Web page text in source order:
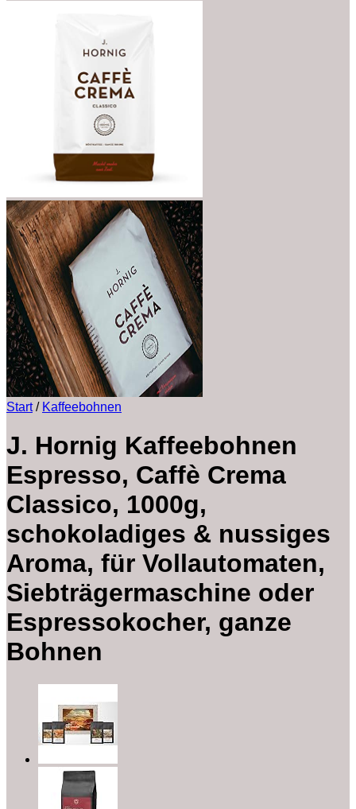
Start / Kaffeebohnen
J. Hornig Kaffeebohnen
Espresso, Caffè Crema
Classico, 1000g,
schokoladiges & nussiges
Aroma, für Vollautomaten,
Siebträgermaschine oder
Espressokocher, ganze
Bohnen